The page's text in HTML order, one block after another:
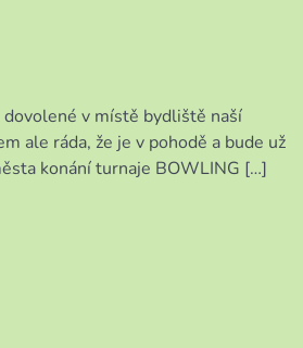
dovolené v místě bydliště naší
ale ráda, že je v pohodě a bude už
konání turnaje BOWLING […]